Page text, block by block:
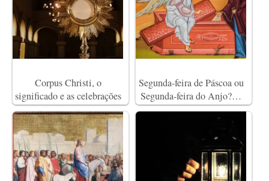
Corpus Christi, o
significado e as celebrações
Segunda-feira de Páscoa ou
Segunda-feira do Anjo?…